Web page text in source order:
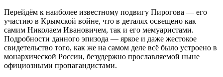
Перейдём к наиболее известному подвигу Пирогова — его
участию в Крымской войне, что в деталях освещено как
самим Николаем Ивановичем, так и его мемуаристами.
Подробности данного эпизода — яркое и даже жестокое
свидетельство того, как же на самом деле всё было устроено в
монархической России, безудержно прославляемой ныне
официозными пропагандистами.